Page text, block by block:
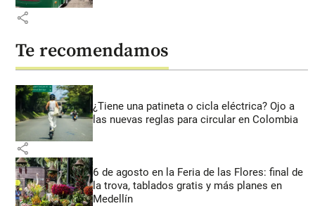
share
Te recomendamos
¿Tiene una patineta o cicla eléctrica? Ojo a
las nuevas reglas para circular en Colombia
share
6 de agosto en la Feria de las Flores: final de
la trova, tablados gratis y más planes en
Medellín